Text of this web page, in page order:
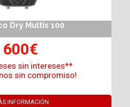
Dry Multis 100
600€
sin intereses**
sin compromiso!
INFORMACIÓN